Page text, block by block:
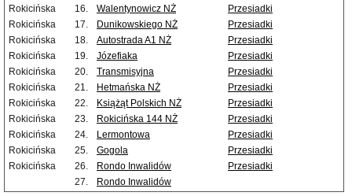
Rokicińska
16. Walentynowicz NŻ
Przesiadki
Rokicińska
17. Dunikowskiego NŻ
Przesiadki
Rokicińska
18. Autostrada A1 NŻ
Przesiadki
Rokicińska
19. Józefiaka
Przesiadki
Rokicińska
20. Transmisyjna
Przesiadki
Rokicińska
21. Hetmańska NŻ
Przesiadki
Rokicińska
22. Książąt Polskich NŻ
Przesiadki
Rokicińska
23. Rokicińska 144 NŻ
Przesiadki
Rokicińska
24. Lermontowa
Przesiadki
Rokicińska
25. Gogola
Przesiadki
Rokicińska
26. Rondo Inwalidów
Przesiadki
27.
Rondo Inwalidów